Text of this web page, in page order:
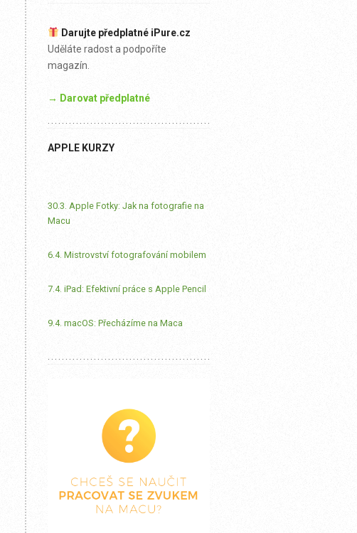
Darujte předplatné iPure.cz
Uděláte radost a podpoříte
magazín.
→ Darovat předplatné
APPLE KURZY
30.3. Apple Fotky: Jak na fotografie na
Macu
6.4. Mistrovství fotografování mobilem
7.4. iPad: Efektivní práce s Apple Pencil
9.4. macOS: Přecházíme na Maca